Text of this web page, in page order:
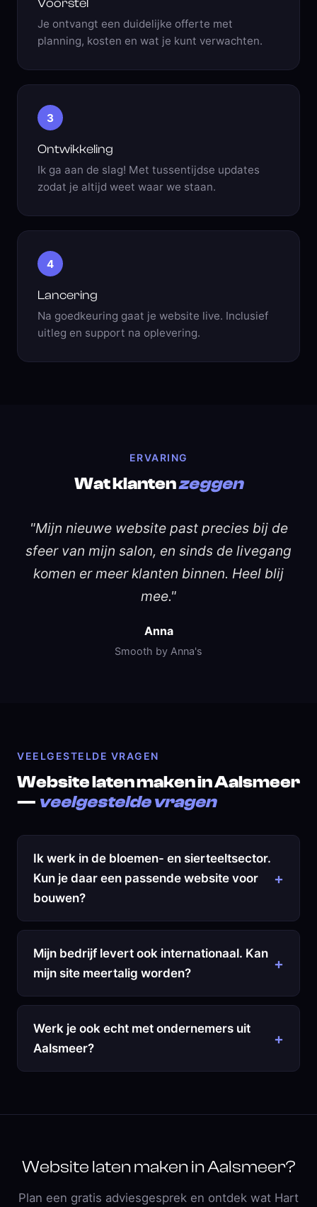
Voorstel
Je ontvangt een duidelijke offerte met
planning, kosten en wat je kunt verwachten.
3
Ontwikkeling
Ik ga aan de slag! Met tussentijdse updates
zodat je altijd weet waar we staan.
4
Lancering
Na goedkeuring gaat je website live. Inclusief
uitleg en support na oplevering.
ERVARING
Wat klantenzeggen
"Mijn nieuwe website past precies bij de
sfeer van mijn salon, en sinds de livegang
komen er meer klanten binnen. Heel blij
mee."
Anna
Smooth by Anna's
VEELGESTELDE VRAGEN
Website laten maken in Aalsmeer
— veelgestelde vragen
Ik werk in de bloemen- en sierteeltsector.
Kun je daar een passende website voor
bouwen?
Mijn bedrijf levert ook internationaal. Kan
mijn site meertalig worden?
Werk je ook echt met ondernemers uit
Aalsmeer?
Website laten maken in Aalsmeer?
Plan een gratis adviesgesprek en ontdek wat Hart